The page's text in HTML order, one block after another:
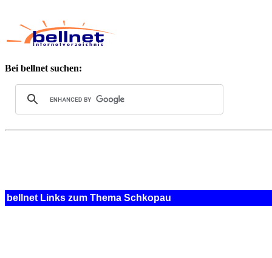
Bei bellnet suchen:
bellnet Links zum Thema Schkopau